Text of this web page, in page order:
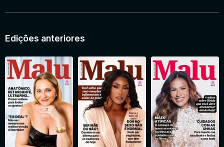
Edições anteriores